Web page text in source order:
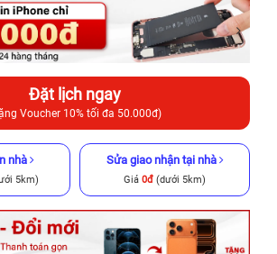
Đặt lịch ngay
Voucher 10% tối đa 50.000đ)
nhà
5km)
Sửa giao nhận tại nhà
Giá 0đ (dưới 5km)